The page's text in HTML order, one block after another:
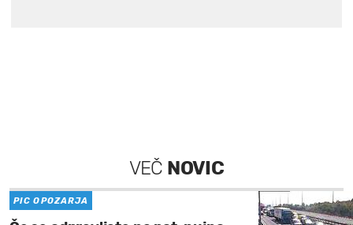
VEČ NOVIC
PIC OPOZARJA